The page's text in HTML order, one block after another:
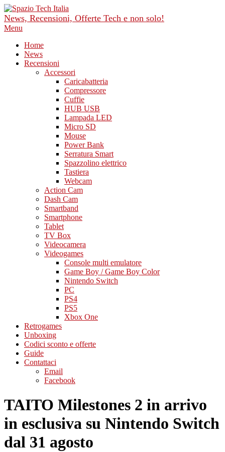
Skip
to
content
News, Recensioni, Offerte Tech e non solo!
Primary
Menu
Menu
Home
News
Recensioni
Accessori
Caricabatteria
Compressore
Cuffie
HUB USB
Lampada LED
Micro SD
Mouse
Power Bank
Serratura Smart
Spazzolino elettrico
Tastiera
Webcam
Action Cam
Dash Cam
Smartband
Smartphone
Tablet
TV Box
Videocamera
Videogames
Console multi emulatore
Game Boy / Game Boy Color
Nintendo Switch
PC
PS4
PS5
Xbox One
Retrogames
Unboxing
Codici sconto e offerte
Guide
Contattaci
Email
Facebook
TAITO Milestones 2 in arrivo
in esclusiva su Nintendo Switch
dal 31 agosto